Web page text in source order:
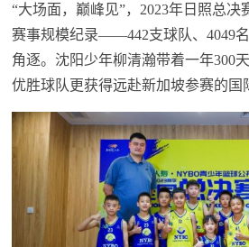
“大场面，巅峰见”，2023年日照总
赛事规模纪录——442支球队、4049
角逐。沈阳少年柳清瀚带着一年300
优胜球队更获得远赴新加坡参赛的国